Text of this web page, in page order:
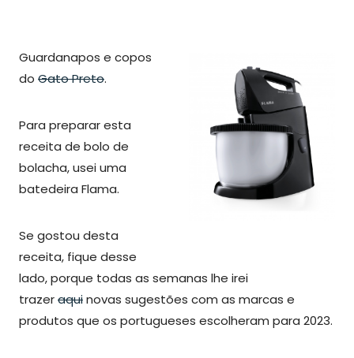
Guardanapos e copos
do Gato Preto.
Para preparar esta
receita de bolo de
bolacha, usei uma
batedeira Flama.
Se gostou desta
receita, fique desse
lado, porque todas as semanas lhe irei
trazeraquinovas sugestões com as marcas e
produtos que os portugueses escolheram para 2023.